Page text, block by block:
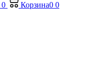
0 Корзина0 0